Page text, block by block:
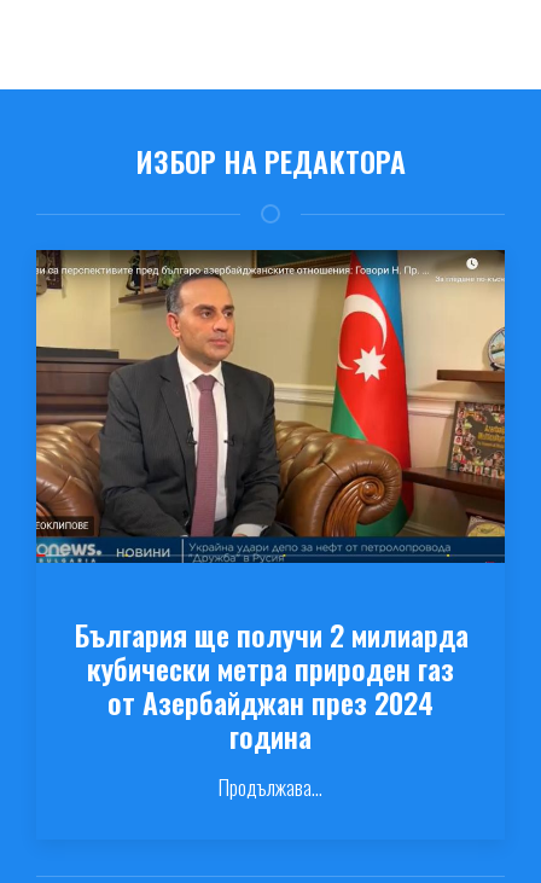
ИЗБОР НА РЕДАКТОРА
България ще получи 2 милиарда
кубически метра природен газ
от Азербайджан през 2024
година
Продължава...